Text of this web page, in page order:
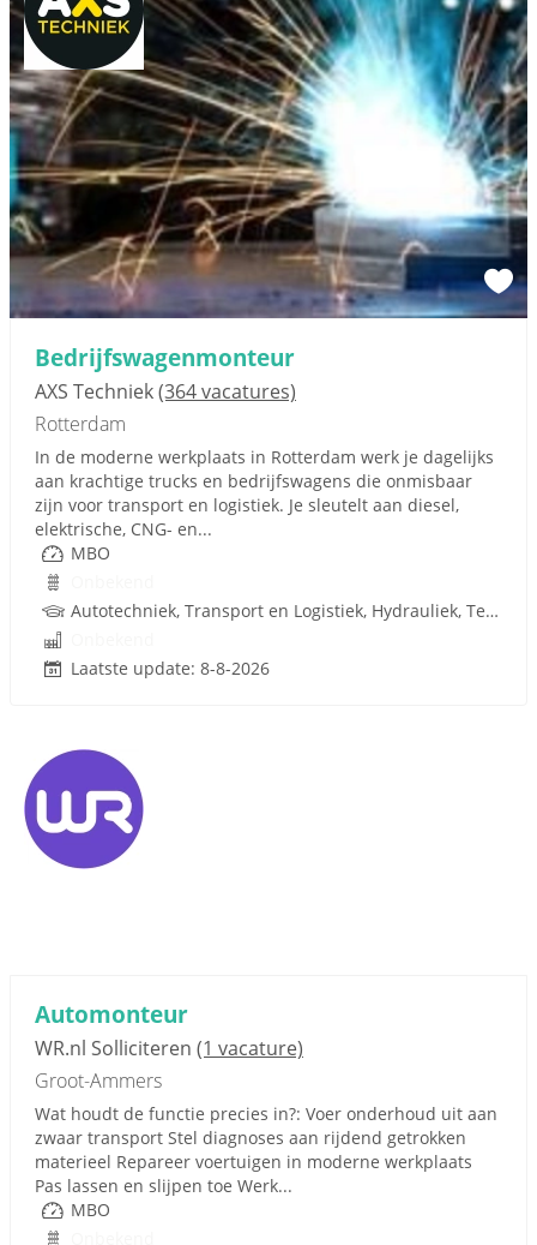
Bedrijfswagenmonteur
AXS Techniek(364 vacatures)
Rotterdam
In de moderne werkplaats in Rotterdam werk je dagelijks
aan krachtige trucks en bedrijfswagens die onmisbaar
zijn voor transport en logistiek. Je sleutelt aan diesel,
elektrische, CNG- en...
MBO
Autotechniek, Transport en Logistiek, Hydrauliek, Techniek
Laatste update: 8-8-2026
Automonteur
WR.nl Solliciteren (1 vacature)
Groot-Ammers
Wat houdt de functie precies in?: Voer onderhoud uit aan
zwaar transport Stel diagnoses aan rijdend getrokken
materieel Repareer voertuigen in moderne werkplaats
Pas lassen en slijpen toe Werk...
MBO